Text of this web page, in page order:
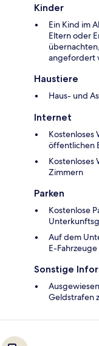
Kinder
Ein Kind im
Eltern oder
angefordert
Haustiere
Haus- und
Internet
Kostenloses
öffentlichen
Kostenloses
Zimmern
Parken
Kostenlose
Auf dem
E-Fahrzeuge
Sonstige
Geldstrafen